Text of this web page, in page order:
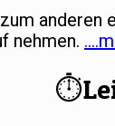
nehmen.